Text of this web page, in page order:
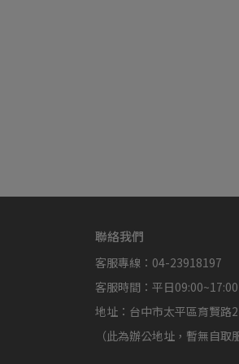
聯絡我們
客服專線：04-23918197
客服時間：平日09:00~17:00
地址：台中市太平區育賢路
（此為辦公地址，暫無自取